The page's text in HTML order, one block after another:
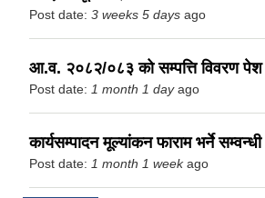
Post date: 3 weeks 5 days ago
आ.व. २०८२/०८३ को सम्पत्ति विवरण पेश
Post date: 1 month 1 dayago
कार्यसम्पादन मूल्यांकन फाराम भर्ने
Post date: 1 month 1 weekago